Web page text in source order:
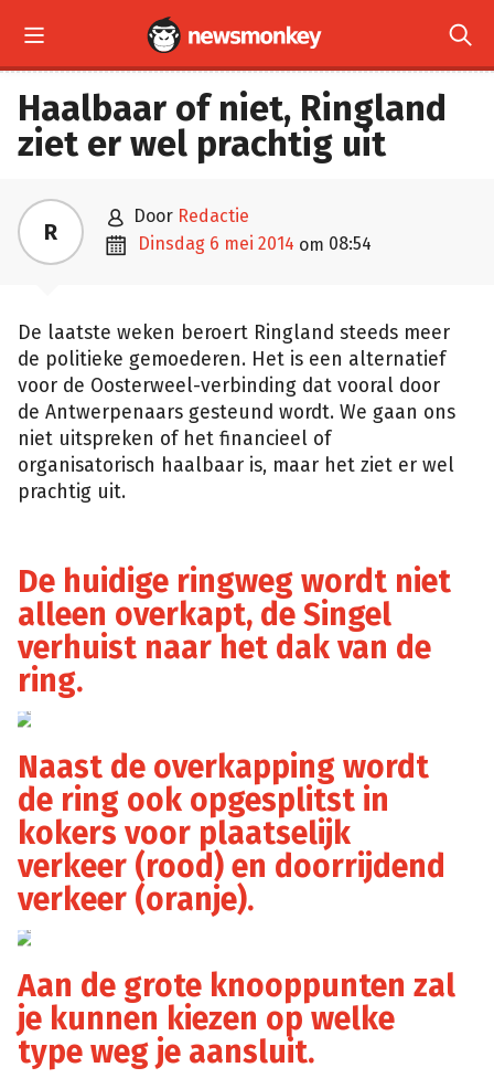
 
Haalbaar of niet, Ringland
ziet er wel prachtig uit
R  door Redactie
 dinsdag 6 mei 2014 om 08:54
De laatste weken beroert Ringland steeds meer
de politieke gemoederen. Het is een alternatief
voor de Oosterweel-verbinding dat vooral door
de Antwerpenaars gesteund wordt. We gaan ons
niet uitspreken of het financieel of
organisatorisch haalbaar is, maar het ziet er wel
prachtig uit.
De huidige ringweg wordt niet
alleen overkapt, de Singel
verhuist naar het dak van de
ring.
Ringland
Naast de overkapping wordt
de ring ook opgesplitst in
kokers voor plaatselijk
verkeer (rood) en doorrijdend
verkeer (oranje).
Ringland
Aan de grote knooppunten zal
je kunnen kiezen op welke
type weg je aansluit.